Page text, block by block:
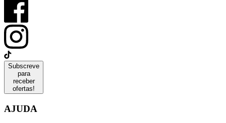
Subscreve
para
receber
ofertas!
AJUDA